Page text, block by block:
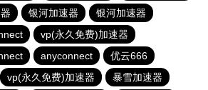
银河加速器
银河加速器
vp(永久免费)加速器
anyconnect
优云666
vp(永久免费)加速器
暴雪加速器